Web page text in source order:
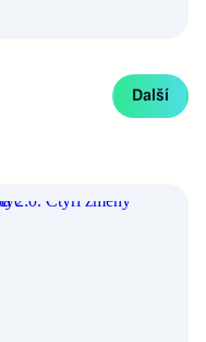
Další